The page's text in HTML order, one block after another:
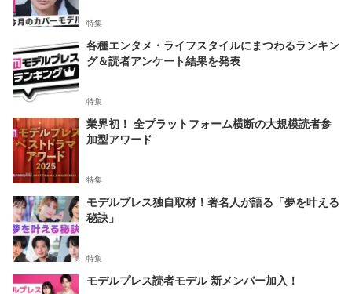
特集
各種エンタメ・ライフスタイルにまつわるランキン
グ＆読者アンケート結果を発表
特集
業界初！ 全プラットフォーム横断の大規模読者参
加型アワード
特集
モデルプレス独自取材！著名人が語る「夢を叶える
秘訣」
特集
モデルプレス読者モデル 新メンバー加入！